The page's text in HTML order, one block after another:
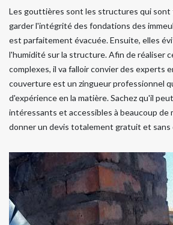
Les gouttières sont les structures qui
garder l'intégrité des fondations des
est parfaitement évacuée. Ensuite, elles
l'humidité sur la structure. Afin de réaliser
complexes, il va falloir convier des experts
couverture est un zingueur professionnel
d'expérience en la matière. Sachez qu'il
intéressants et accessibles à beaucoup de
donner un devis totalement gratuit et sans